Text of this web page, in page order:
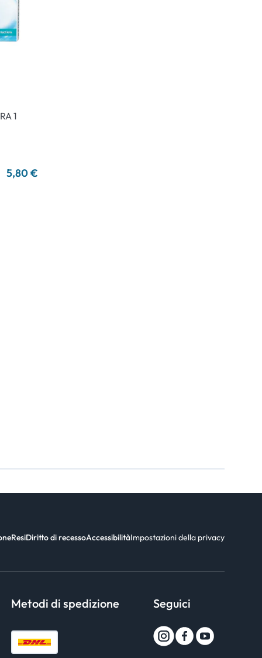
1
5,80 €
ResiDiritto di recessoAccessibilitàImpostazioni della privacy
Metodi di spedizione Seguici